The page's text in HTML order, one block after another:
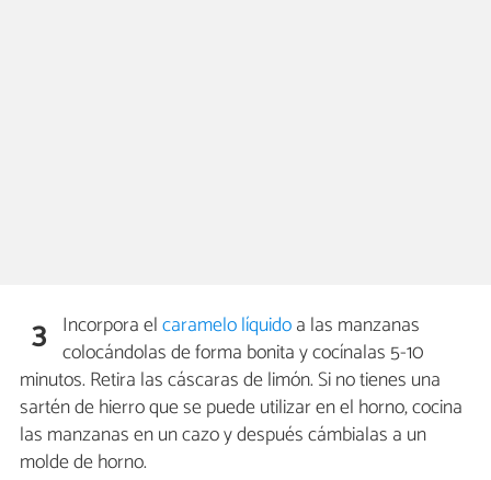
3 Incorpora elcaramelo líquidoa las manzanas
colocándolas de forma bonita y cocínalas 5-10
minutos. Retira las cáscaras de limón. Si no tienes una
sartén de hierro que se puede utilizar en el horno, cocina
las manzanas en un cazo y después cámbialas a un
molde de horno.